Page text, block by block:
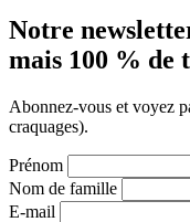
Notre
mais 100 % de
Abonnez-vous et voyez
craquages).
Prénom
Nom de famille
E-mail